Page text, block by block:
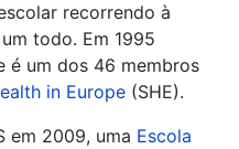
recorrendo à
todo. Em 1995
é um dos 46 membros
in Europe (SHE).
em 2009, uma Escola